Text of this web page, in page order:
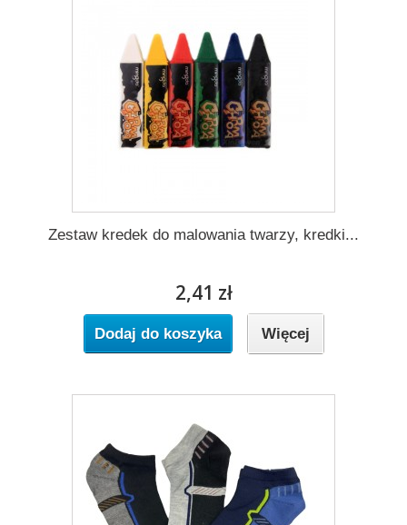
Zestaw kredek do malowania twarzy, kredki...
2,41 zł
Dodaj do koszyka Więcej